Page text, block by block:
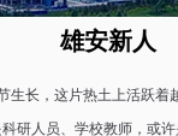
多的 “雄安新
态守护者、工程建